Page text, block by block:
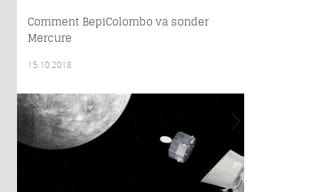
Comment BepiColombo va sonder
Mercure
15.10.2018